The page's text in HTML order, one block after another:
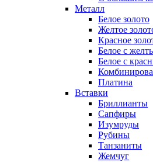
Металл
Белое золото
Желтое
Красное
Белое с
Белое с
Платина
Вставки
Бриллианты
Сапфиры
Изумруды
Рубины
Танзаниты
Жемчуг